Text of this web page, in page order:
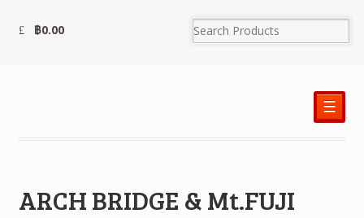
฿0.00
☰
ARCH BRIDGE & Mt.FUJI